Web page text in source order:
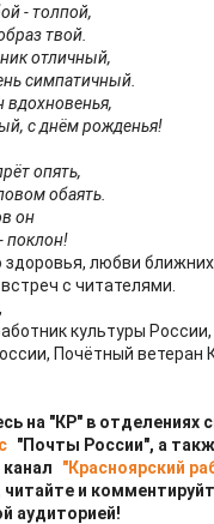
- толпой,
твой.
отличный,
симпатичный.
вдохновенья,
с днём рожденья!
опять,
обаять.
он
поклон!
любви
с читателями.
культуры
Почётный ветеран
на "КР" в отделениях
"Почты России", а
"Красноярский
и
аудиторией!